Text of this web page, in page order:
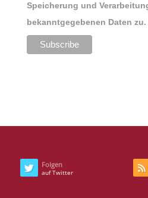
Speicherung und
bekanntgegebenen Daten zu.
Folgen
auf Twitter